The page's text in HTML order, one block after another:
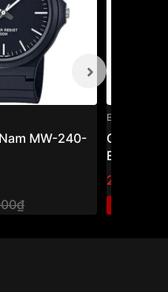
MW-240-
Edifice
Casio
EFR-